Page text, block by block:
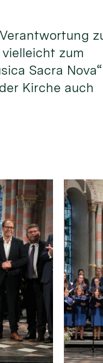
zum
Sacra Nova“
Kirche auch